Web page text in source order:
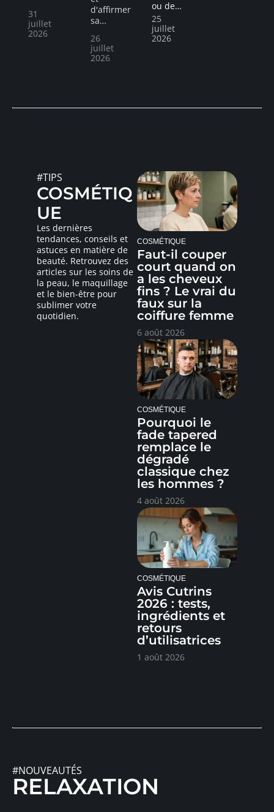
31
juillet
2026
d'affirmer
sa…
26
juillet
2026
ou de…
25
juillet
2026
#TIPS
COSMÉTIQ
UE
Les dernières
tendances, conseils et
astuces en matière de
beauté. Retrouvez des
articles sur les soins de
la peau, le maquillage
et le bien-être pour
sublimer votre
quotidien.
COSMÉTIQUE
Faut-il couper
court quand on
a les cheveux
fins ? Le vrai du
faux sur la
coiffure femme
6 août 2026
COSMÉTIQUE
Pourquoi le
fade tapered
remplace le
dégradé
classique chez
les hommes ?
4 août 2026
COSMÉTIQUE
Avis Cutrins
2026 : tests,
ingrédients et
retours
d’utilisatrices
1 août 2026
#NOUVEAUTÉS
RELAXATION